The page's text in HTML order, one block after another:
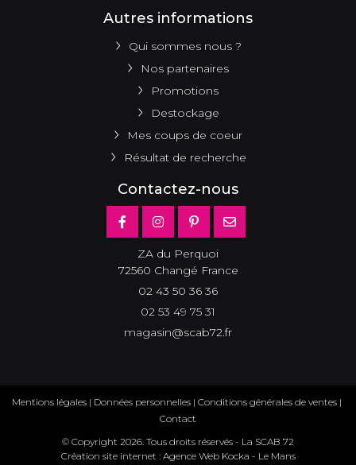
Autres informations
Qui sommes nous ?
Nos partenaires
Promotions
Destockage
Mes coups de coeur
Résultat de recherche
Contactez-nous
ZA du Perquoi
72560 Changé France
02 43 50 36 36
02 53 49 75 31
magasin@scab72.fr
Mentions légales | Données personnelles | Conditions générales de ventes |
Contact
© Copyright 2026 . Tous droits réservés - La SCAB 72
Création site internet : Agence Web Kocka - Le Mans